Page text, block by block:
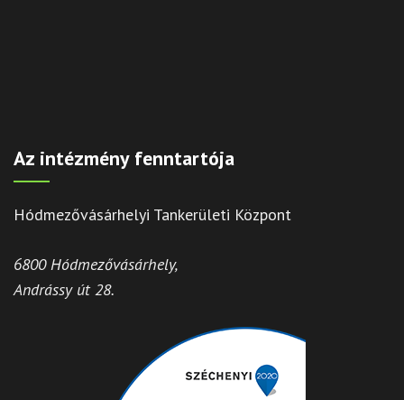
Az intézmény fenntartója
Hódmezővásárhelyi Tankerületi Központ
6800 Hódmezővásárhely,
Andrássy út 28.